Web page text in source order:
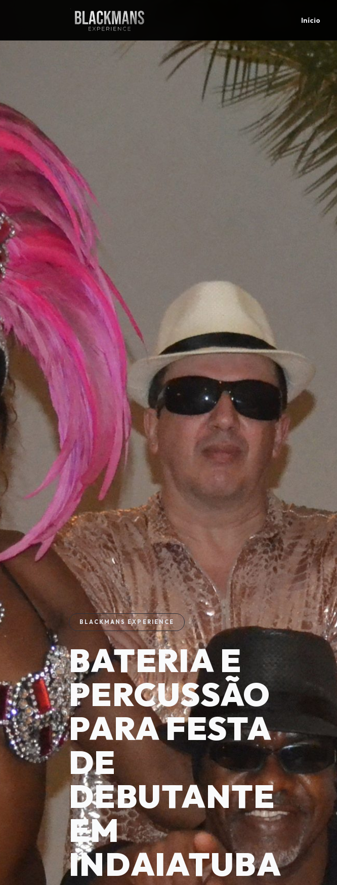
Início
BLACKMANS EXPERIENCE
BATERIA E
PERCUSSÃO
PARA FESTA
DE
DEBUTANTE
EM
INDAIATUBA